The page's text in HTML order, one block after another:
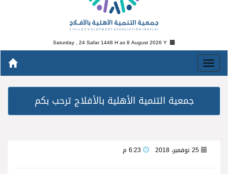
Saturday , 24 Safar 1448 H as8 August 2026 Y
جمعية التنمية الأهلية بالأفلاج ترحب بكم
25 نوفمبر، 2018